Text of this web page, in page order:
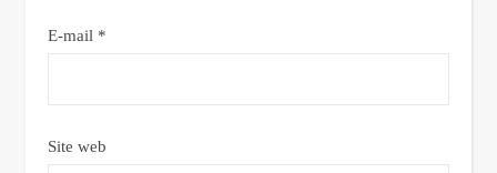
E-mail *
Site web